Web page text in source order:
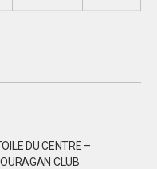
DU CENTRE –
OURAGAN CLUB